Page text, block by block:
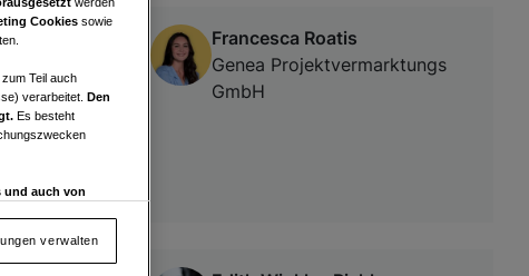
Francesca Roatis
Genea Projektvermarktungs
GmbH
Cookies sowie
Teil auch
verarbeitet. Den
Es besteht
und auch von
verwalten